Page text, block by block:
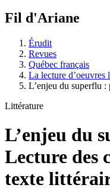
Fil d'Ariane
Érudit
Revues
Québec français
La lecture d’oeuvres
L’enjeu du superflu
Littérature
L’enjeu du
Lecture des
texte